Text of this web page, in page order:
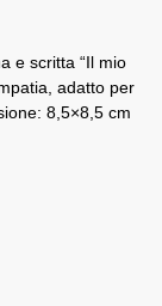
e scritta “Il mio
adatto per
8,5×8,5 cm